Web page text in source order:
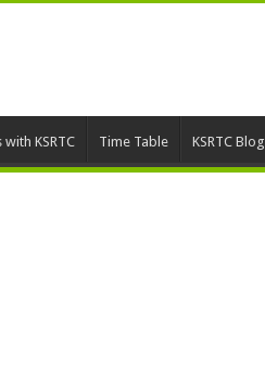
KSRTC Time Table KSRTC Blog